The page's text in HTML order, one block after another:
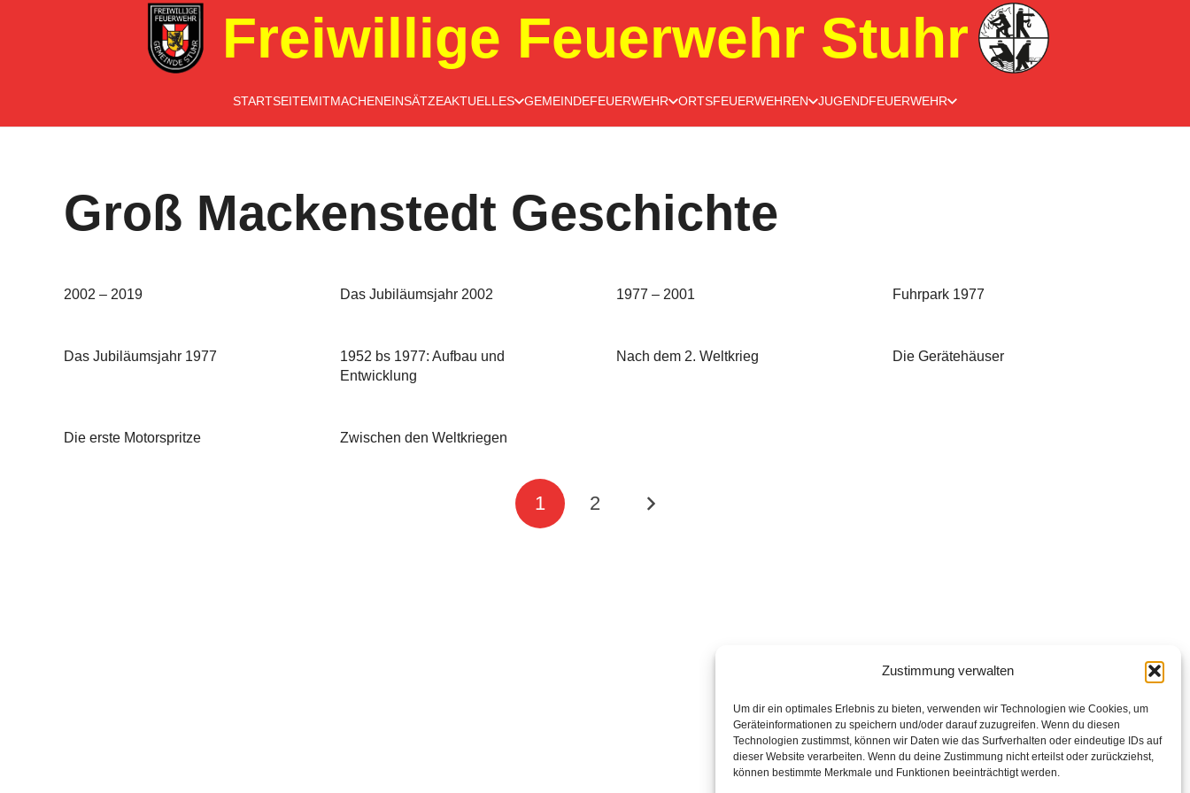
Zustimmung verwalten
Um dir ein optimales Erlebnis zu bieten, verwenden wir Technologien wie Cookies, um
Geräteinformationen zu speichern und/oder darauf zuzugreifen. Wenn du diesen
Technologien zustimmst, können wir Daten wie das Surfverhalten oder eindeutige IDs auf
dieser Website verarbeiten. Wenn du deine Zustimmung nicht erteilst oder zurückziehst,
können bestimmte Merkmale und Funktionen beeinträchtigt werden.
Freiwillige Feuerwehr Stuhr
STARTSEITEMITMACHENEINSÄTZEAKTUELLES GEMEINDEFEUERWEHR ORTSFEUERWEHREN JUGENDFEUERWEHR
Groß Mackenstedt Geschichte
2002 – 2019 Das Jubiläumsjahr 2002 1977 – 2001 Fuhrpark 1977
Das Jubiläumsjahr 1977
1952 bs 1977: Aufbau und
Entwicklung
Nach dem 2. Weltkrieg Die Gerätehäuser
Die erste Motorspritze Zwischen den Weltkriegen
1 2